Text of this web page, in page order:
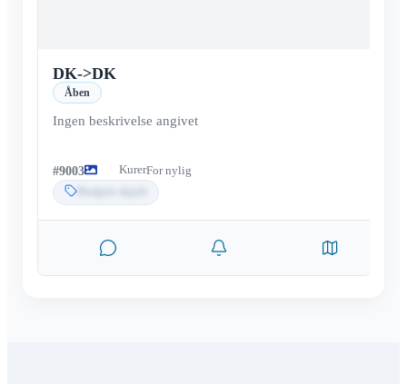
DK->DK
Åben
Ingen beskrivelse angivet
#9003 KurerFor nylig